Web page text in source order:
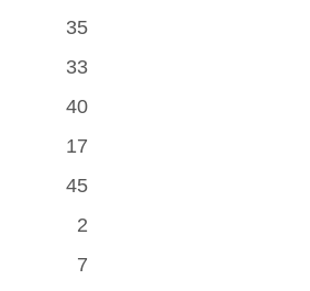
35
33
40
17
45
2
7